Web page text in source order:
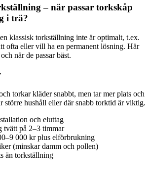
– när passar torkskåp
i trä?
klassisk torkställning inte är optimalt, t.ex.
ofta eller vill ha en permanent lösning. Här
när de passar bäst.
torkar kläder snabbt, men tar mer plats och
större hushåll eller där snabb torktid är viktig.
och eluttag
tvätt på 2–3 timmar
000 kr plus elförbrukning
(minskar damm och pollen)
än torkställning